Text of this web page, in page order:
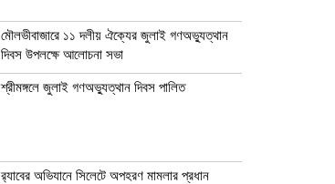
মৌলভীবাজারে ১১ দলীয় ঐক্যের জুলাই গণঅভ্যুত্থান
দিবস উপলক্ষে আলোচনা সভা
শ্রীমঙ্গলে জুলাই গণঅভ্যুত্থান দিবস পালিত
র‍্যাবের অভিযানে সিলেটে অপহরণ মামলার প্রধান